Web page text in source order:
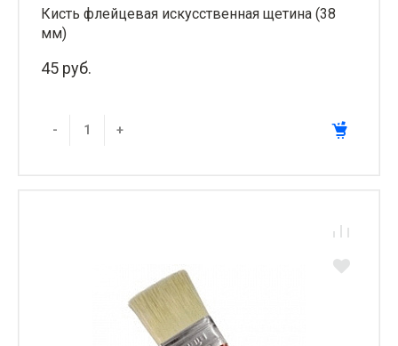
Кисть флейцевая искусственная щетина (38
мм)
45 руб.
- +